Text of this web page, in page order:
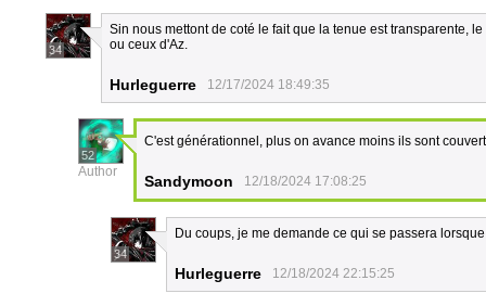
34
Sin nous mettont de coté le fait que la tenue est transparente,
ou ceux d'Az.
Hurleguerre 12/17/2024 18:49:35
52
Author
C'est générationnel, plus on avance moins ils sont
Sandymoon 12/18/2024 17:08:25
34
Du coups, je me demande ce qui se passera
Hurleguerre 12/18/2024 22:15:25